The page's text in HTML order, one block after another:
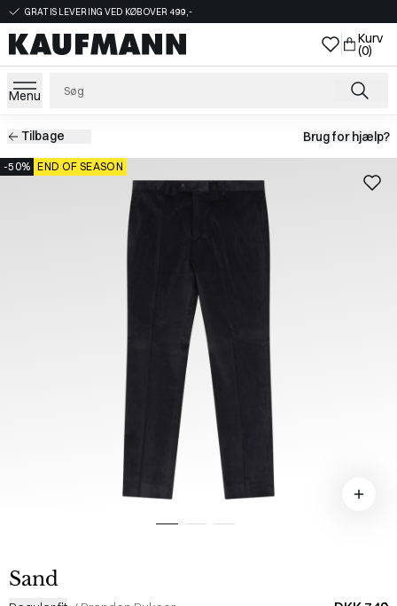
GRATIS LEVERING VED KØB OVER 499,-
Kurv
(0)
Menu
Tilbage Brug for hjælp?
-50% END OF SEASON
Sand